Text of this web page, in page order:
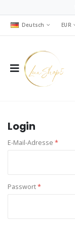
Deutsch EUR
Login
E-Mail-Adresse *
Passwort*